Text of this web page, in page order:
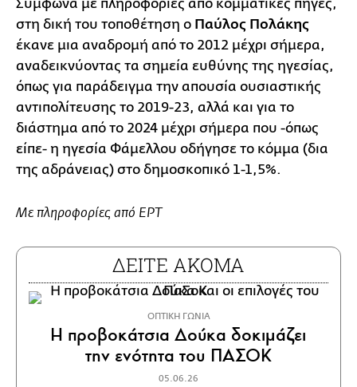
Σύμφωνα με πληροφορίες από κομματικές πηγές,
στη δική του τοποθέτηση ο Παύλος Πολάκης
έκανε μια αναδρομή από το 2012 μέχρι σήμερα,
αναδεικνύοντας τα σημεία ευθύνης της ηγεσίας,
όπως για παράδειγμα την απουσία ουσιαστικής
αντιπολίτευσης το 2019-23, αλλά και για το
διάστημα από το 2024 μέχρι σήμερα που -όπως
είπε- η ηγεσία Φάμελλου οδήγησε το κόμμα (δια
της αδράνειας) στο δημοσκοπικό 1-1,5%.
Με πληροφορίες από ΕΡΤ
ΔΕΙΤΕ ΑΚΟΜΑ
ΟΠΤΙΚΗ ΓΩΝΙΑ
Η προβοκάτσια Δούκα δοκιμάζει
την ενότητα του ΠΑΣΟΚ
05.06.26